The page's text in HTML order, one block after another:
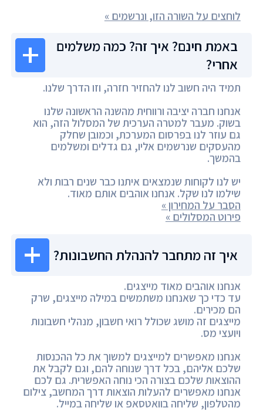
לוחצים על השורה הזו, ונרשמים »
באמת חינם? איך זה? כמה משלמים
אחרי?
תמיד היה חשוב לנו להחזיר חזרה, וזו הדרך שלנו.
אנחנו חברה יציבה ורווחית מהשנה הראשונה שלנו
בשוק. מעבר למטרה הערכית של המסלול הזה, הוא
גם עוזר לנו בפרסום המערכת, וכמובן שחלק
מהעסקים שנרשמים אליו, גם גדלים ומשלמים
בהמשך.
יש לנו לקוחות שנמצאים איתנו כבר שנים רבות ולא
שילמו לנו שקל. אנחנו אוהבים אותם מאוד.
הסבר על המחירון »
פירוט המסלולים »
איך זה מתחבר להנהלת החשבונות?
אנחנו אוהבים מאוד מייצגים.
עד כדי כך שאנחנו משתמשים במילה מייצגים, שרק
הם מכירים.
מייצגים זה מושג שכולל רואי חשבון, מנהלי חשבונות
ויועצי מס.
אנחנו מאפשרים למייצגים למשוך את כל ההכנסות
שלכם אליהם, בכל דרך שנוחה להם, וגם לקבל את
ההוצאות שלכם בצורה הכי נוחה האפשרית. גם לכם
אנחנו מאפשרים להעלות הוצאות דרך המחשב, צילום
מהטלפון, שליחה בוואטסאפ או שליחה במייל.